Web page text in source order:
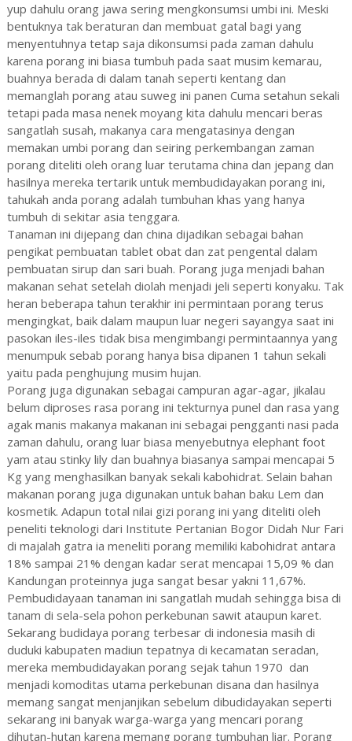
yup dahulu orang jawa sering mengkonsumsi umbi ini. Meski
bentuknya tak beraturan dan membuat gatal bagi yang
menyentuhnya tetap saja dikonsumsi pada zaman dahulu
karena porang ini biasa tumbuh pada saat musim kemarau,
buahnya berada di dalam tanah seperti kentang dan
memanglah porang atau suweg ini panen Cuma setahun sekali
tetapi pada masa nenek moyang kita dahulu mencari beras
sangatlah susah, makanya cara mengatasinya dengan
memakan umbi porang dan seiring perkembangan zaman
porang diteliti oleh orang luar terutama china dan jepang dan
hasilnya mereka tertarik untuk membudidayakan porang ini,
tahukah anda porang adalah tumbuhan khas yang hanya
tumbuh di sekitar asia tenggara.
Tanaman ini dijepang dan china dijadikan sebagai bahan
pengikat pembuatan tablet obat dan zat pengental dalam
pembuatan sirup dan sari buah. Porang juga menjadi bahan
makanan sehat setelah diolah menjadi jeli seperti konyaku. Tak
heran beberapa tahun terakhir ini permintaan porang terus
mengingkat, baik dalam maupun luar negeri sayangya saat ini
pasokan iles-iles tidak bisa mengimbangi permintaannya yang
menumpuk sebab porang hanya bisa dipanen 1 tahun sekali
yaitu pada penghujung musim hujan.
Porang juga digunakan sebagai campuran agar-agar, jikalau
belum diproses rasa porang ini tekturnya punel dan rasa yang
agak manis makanya makanan ini sebagai pengganti nasi pada
zaman dahulu, orang luar biasa menyebutnya elephant foot
yam atau stinky lily dan buahnya biasanya sampai mencapai 5
Kg yang menghasilkan banyak sekali kabohidrat. Selain bahan
makanan porang juga digunakan untuk bahan baku Lem dan
kosmetik. Adapun total nilai gizi porang ini yang diteliti oleh
peneliti teknologi dari Institute Pertanian Bogor Didah Nur Fari
di majalah gatra ia meneliti porang memiliki kabohidrat antara
18% sampai 21% dengan kadar serat mencapai 15,09 % dan
Kandungan proteinnya juga sangat besar yakni 11,67%.
Pembudidayaan tanaman ini sangatlah mudah sehingga bisa di
tanam di sela-sela pohon perkebunan sawit ataupun karet.
Sekarang budidaya porang terbesar di indonesia masih di
duduki kabupaten madiun tepatnya di kecamatan seradan,
mereka membudidayakan porang sejak tahun 1970 dan
menjadi komoditas utama perkebunan disana dan hasilnya
memang sangat menjanjikan sebelum dibudidayakan seperti
sekarang ini banyak warga-warga yang mencari porang
dihutan-hutan karena memang porang tumbuhan liar. Porang